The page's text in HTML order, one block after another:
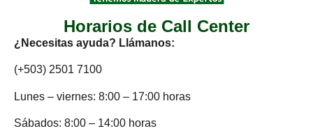
Horarios de Call Center
¿Necesitas ayuda? Llámanos:
(+503) 2501 7100
Lunes – viernes: 8:00 – 17:00 horas
Sábados: 8:00 – 14:00 horas